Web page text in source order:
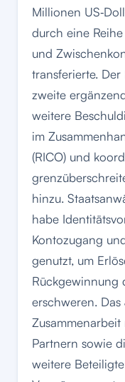
Millionen
durch eine
und
transferierte.
zweite
weitere
im
(RICO) und
hinzu.
habe
Kontozugang
genutzt, um
Rückgewinnung
erschweren.
Partnern sowie
weitere